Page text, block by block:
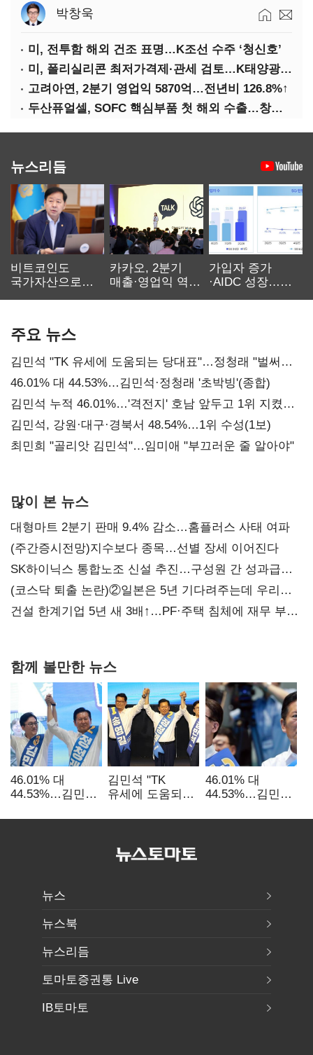
박창욱
미, 전투함 해외 건조 표명…K조선 수주 ‘청신호’
미, 폴리실리콘 최저가격제·관세 검토…K태양광 입지 확대 기대
고려아연, 2분기 영업익 5870억…전년비 126.8%↑
두산퓨얼셀, SOFC 핵심부품 첫 해외 수출…창사 이래 최대 규모
뉴스리듬
비트코인도
국가자산으로…'
카카오, 2분기
매출·영업익 역대
가입자 증가
·AIDC 성장…
주요 뉴스
김민석 "TK 유세에 도움되는 당대표"…정청래 "벌써
대표된 양 당직 배분"
46.01% 대 44.53%…김민석·정청래 '초박빙'(종합)
김민석 누적 46.01%…'격전지' 호남 앞두고 1위 지켰다
(2보)
김민석, 강원·대구·경북서 48.54%…1위 수성(1보)
최민희 "골리앗 김민석"…임미애 "부끄러운 줄 알아야"
많이 본 뉴스
대형마트 2분기 판매 9.4% 감소…홈플러스 사태 여파
(주간증시전망)지수보다 종목…선별 장세 이어진다
SK하이닉스 통합노조 신설 추진…구성원 간 성과급
불만 확산
(코스닥 퇴출 논란)②일본은 5년 기다려주는데 우리는
당장 퇴출?…시간만으론 부족한 코스닥 구하기
건설 한계기업 5년 새 3배↑…PF·주택 침체에 재무 부담
함께 볼만한 뉴스
46.01% 대
44.53%…김민석·
'초박빙'(종합
김민석 "TK
유세에 도움되는
"벌써 대표된 양
46.01% 대
44.53%…김민석·
'초박빙'(종합)
뉴스
뉴스북
뉴스리듬
토마토증권통 Live
IB토마토